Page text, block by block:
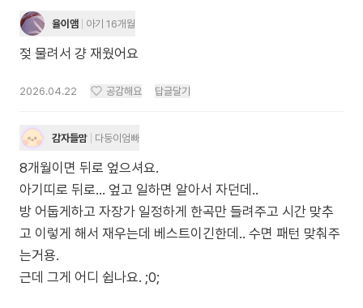
율이앰 아기 16개월
젖 물려서 걍 재웠어요
2026.04.22 공감해요 답글달기
감자들맘 다둥이엄빠
8개월이면 뒤로 엎으셔요.
아기띠로 뒤로… 엎고 일하면 알아서 자던데..
방 어둡게하고 자장가 일정하게 한곡만 들려주고 시간 맞추
고 이렇게 해서 재우는데 베스트이긴한데.. 수면 패턴 맞춰주
는거용.
근데 그게 어디 쉽나요. ;0;